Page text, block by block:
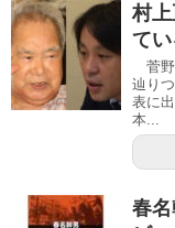
村
て
菅野
辿り
表に
本...
春